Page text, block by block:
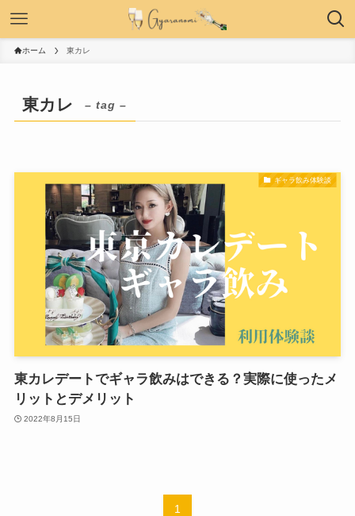
ホーム 東カレ
東カレ – tag –
ギャラ飲み体験談
東カレデートでギャラ飲みはできる？実際に使ったメ
リットとデメリット
2022年8月15日
1